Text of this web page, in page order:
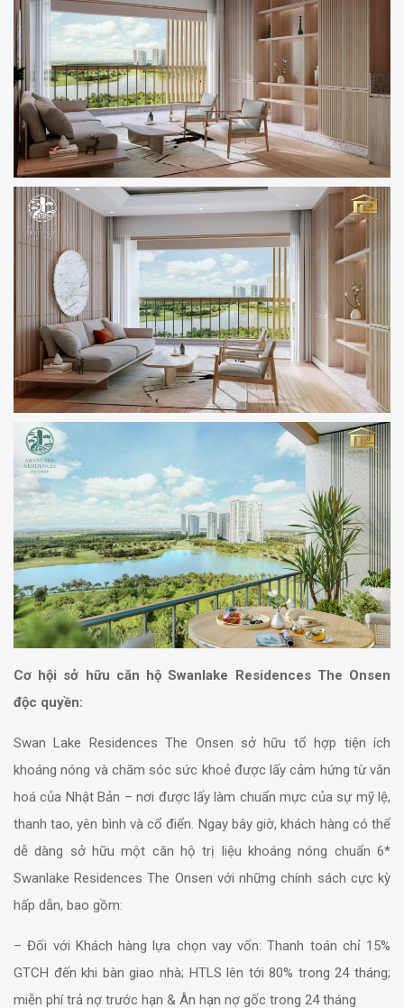
Cơ hội sở hữu căn hộ Swanlake Residences The Onsen
độc quyền:
Swan Lake Residences The Onsen sở hữu tổ hợp tiện ích
khoáng nóng và chăm sóc sức khoẻ được lấy cảm hứng từ văn
hoá của Nhật Bản – nơi được lấy làm chuẩn mực của sự mỹ lệ,
thanh tao, yên bình và cổ điển. Ngay bây giờ, khách hàng có thể
dễ dàng sở hữu một căn hộ trị liệu khoáng nóng chuẩn 6*
Swanlake Residences The Onsen với những chính sách cực kỳ
hấp dẫn, bao gồm:
– Đối với Khách hàng lựa chọn vay vốn:Thanh toán chỉ 15%
GTCH đến khi bàn giao nhà; HTLS lên tới 80% trong 24 tháng;
miễn phí trả nợ trước hạn & Ân hạn nợ gốc trong 24 tháng